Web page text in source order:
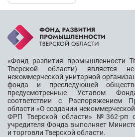
«Фонд развития промышленности
Тверской области) является
некоммерческой унитарной
фонда и преследующей
предусмотренные Уставом
соответствии с Распоряжением
области «О создании
ФРП Тверской области» №362-рп
учредителя Фонда выполняет
и торговли Тверской области.